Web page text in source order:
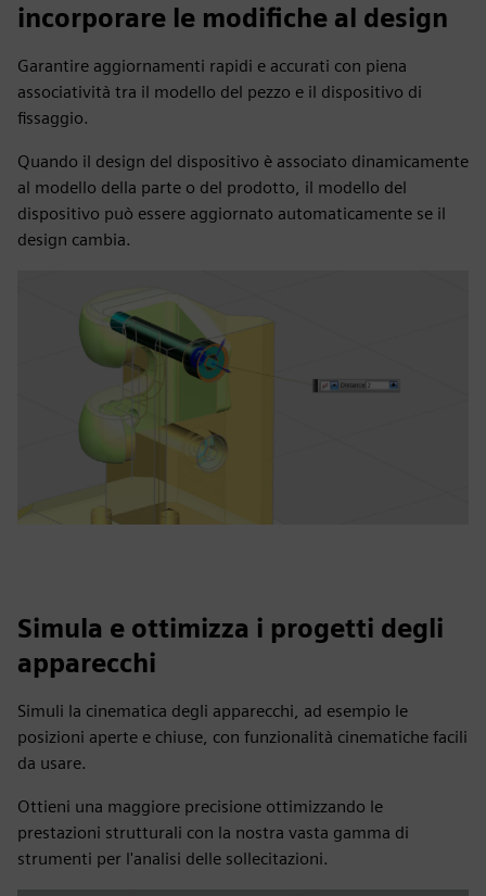
incorporare le modifiche al design
Garantire aggiornamenti rapidi e accurati con piena
associatività tra il modello del pezzo e il dispositivo di
fissaggio.
Quando il design del dispositivo è associato dinamicamente
al modello della parte o del prodotto, il modello del
dispositivo può essere aggiornato automaticamente se il
design cambia.
Simula e ottimizza i progetti degli
apparecchi
Simuli la cinematica degli apparecchi, ad esempio le
posizioni aperte e chiuse, con funzionalità cinematiche facili
da usare.
Ottieni una maggiore precisione ottimizzando le
prestazioni strutturali con la nostra vasta gamma di
strumenti per l'analisi delle sollecitazioni.